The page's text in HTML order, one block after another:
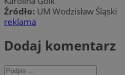
Źródło: UM Wodzisław Śląski
reklama
Dodaj komentarz